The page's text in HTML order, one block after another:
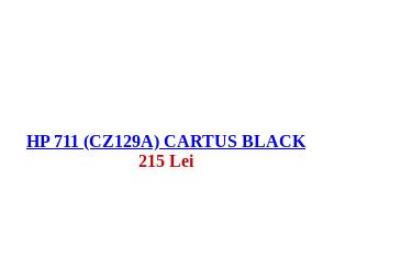
HP 711 (CZ129A) CARTUS BLACK
215 Lei